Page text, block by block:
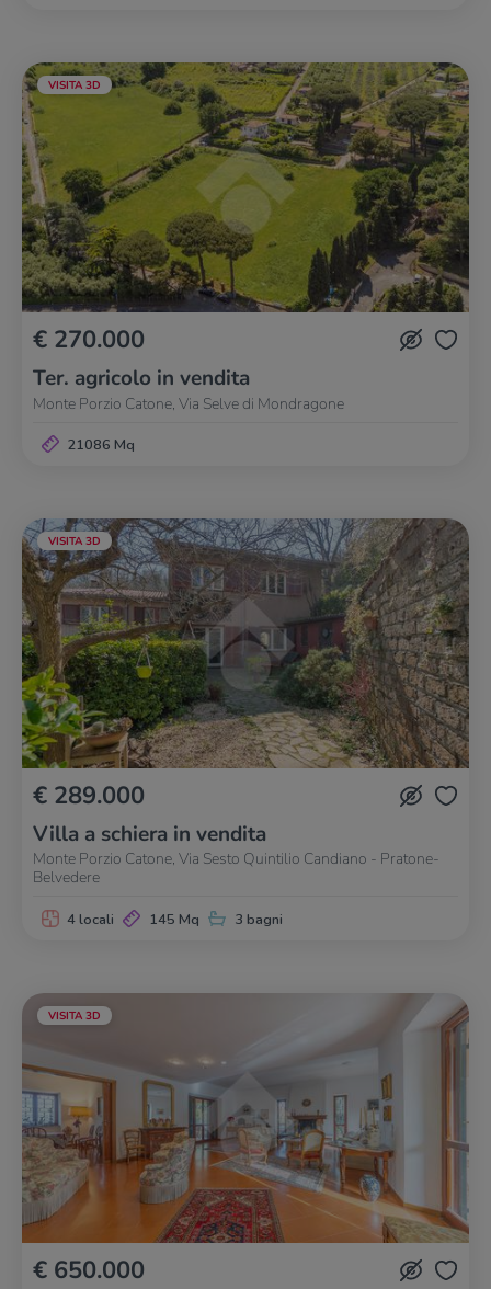
VISITA 3D
€ 270.000
Ter. agricolo in vendita
Monte Porzio Catone, Via Selve di Mondragone
21086 Mq
VISITA 3D
€ 289.000
Villa a schiera in vendita
Monte Porzio Catone, Via Sesto Quintilio Candiano - Pratone-
Belvedere
4 locali 145 Mq 3 bagni
VISITA 3D
€ 650.000